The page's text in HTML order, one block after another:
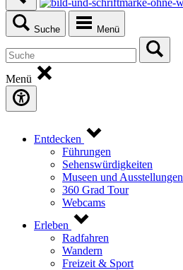
Suche Menü
Menü
Entdecken
Führungen
Sehenswürdigkeiten
Museen und Ausstellungen
360 Grad Tour
Webcams
Erleben
Radfahren
Wandern
Freizeit & Sport